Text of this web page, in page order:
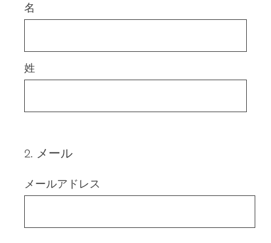
名
姓
Question
2. メール
メールアドレス